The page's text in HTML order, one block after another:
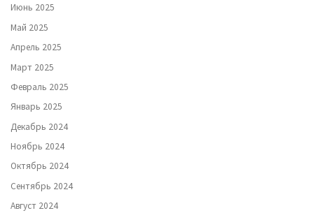
Июнь 2025
Май 2025
Апрель 2025
Март 2025
Февраль 2025
Январь 2025
Декабрь 2024
Ноябрь 2024
Октябрь 2024
Сентябрь 2024
Август 2024